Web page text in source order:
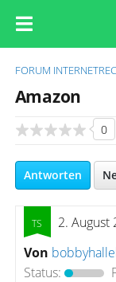
FORUM
Amazon
0
Antworten
2.
Von
Status: